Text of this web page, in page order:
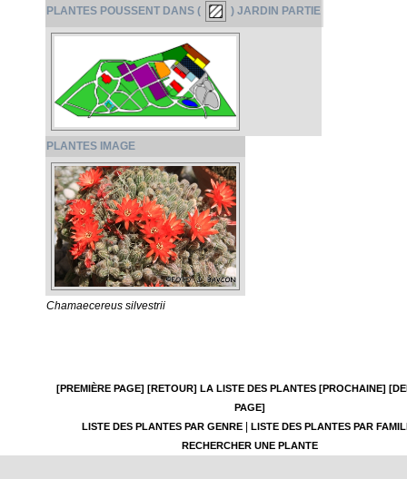
PLANTES POUSSENT DANS ( ) JARDIN PARTIE
PLANTES IMAGE
Chamaecereus silvestrii
[PREMIÈRE PAGE] [RETOUR] LA LISTE DES PLANTES [PROCHAINE]
PAGE]
LISTE DES PLANTES PAR GENRE|
LISTE DES PLANTES PAR
RECHERCHER UNE PLANTE